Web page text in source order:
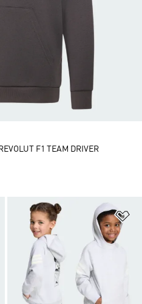
Přidat do seznamu přání
F1 TEAM DRIVER